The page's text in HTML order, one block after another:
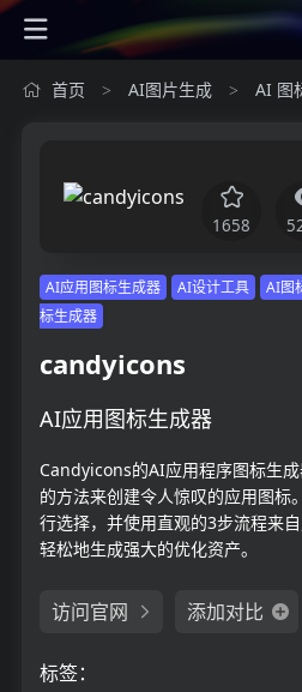
首页 > AI图片生成 > AI 图
1658
AI应用图标生成器 AI设计工具 AI图
标生成器
candyicons
AI应用图标生成器
Candyicons的AI应用程序图标生
的方法来创建令人惊叹的应用图标
行选择，并使用直观的3步流程来
轻松地生成强大的优化资产。
访问官网 添加对比
标签：